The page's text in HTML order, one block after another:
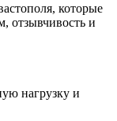
которые
отзывчивость и
нагрузку и